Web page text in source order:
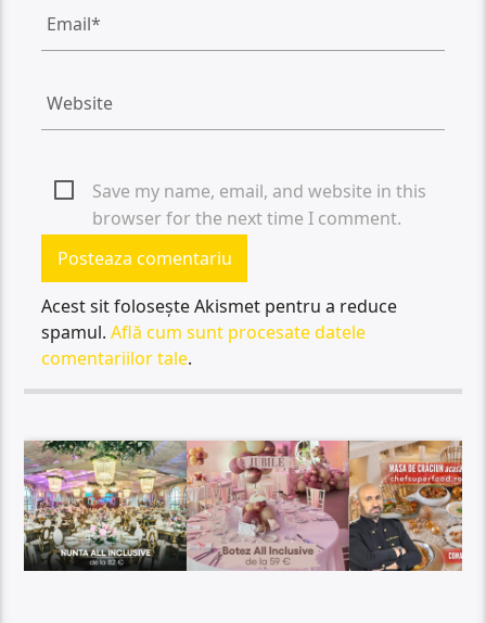
Save my name, email, and website in this
browser for the next time I comment.
Acest sit folosește Akismet pentru a reduce
spamul.Află cum sunt procesate datele
comentariilor tale.